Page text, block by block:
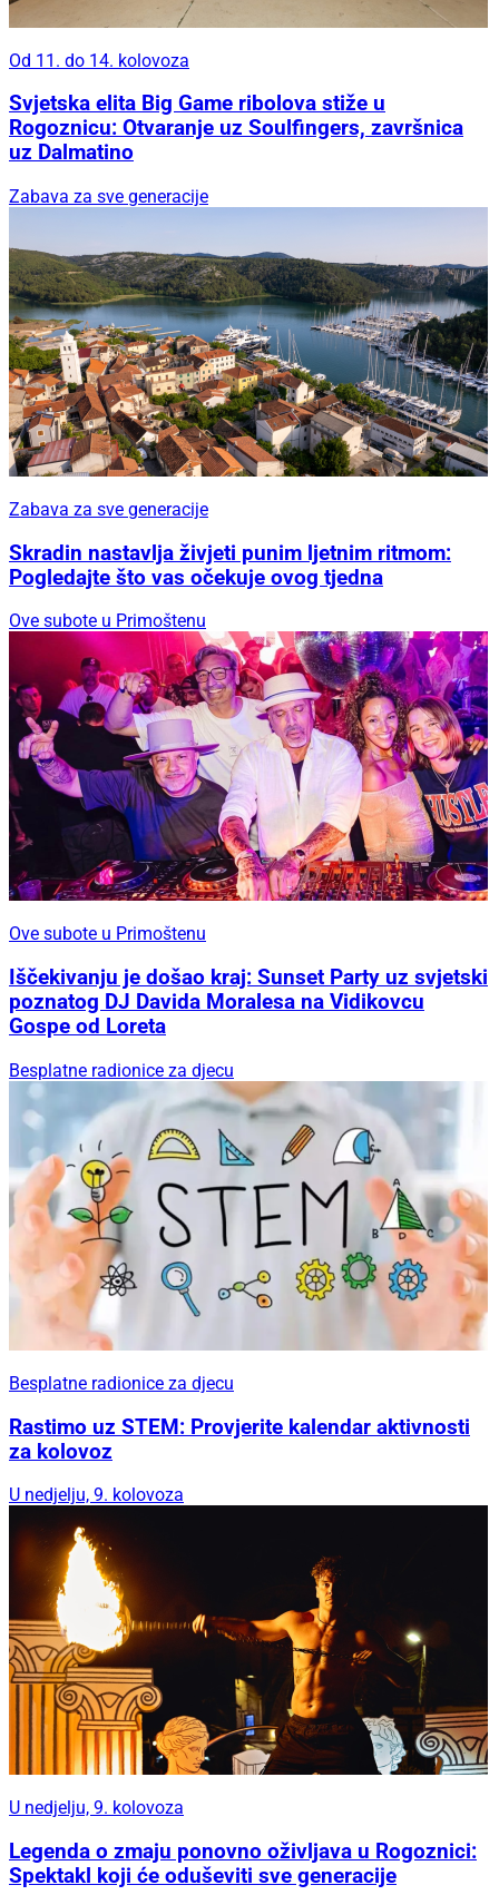
Od 11. do 14. kolovoza
Svjetska elita Big Game ribolova stiže u
Rogoznicu: Otvaranje uz Soulfingers, završnica
uz Dalmatino
Zabava za sve generacije
Zabava za sve generacije
Skradin nastavlja živjeti punim ljetnim ritmom:
Pogledajte što vas očekuje ovog tjedna
Ove subote u Primoštenu
Ove subote u Primoštenu
Iščekivanju je došao kraj: Sunset Party uz svjetski
poznatog DJ Davida Moralesa na Vidikovcu
Gospe od Loreta
Besplatne radionice za djecu
Besplatne radionice za djecu
Rastimo uz STEM: Provjerite kalendar aktivnosti
za kolovoz
U nedjelju, 9. kolovoza
U nedjelju, 9. kolovoza
Legenda o zmaju ponovno oživljava u Rogoznici:
Spektakl koji će oduševiti sve generacije